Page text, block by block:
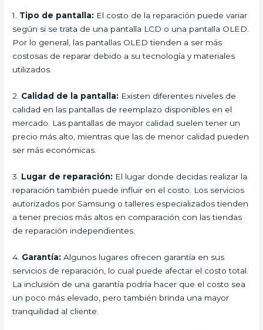
1. Tipo de pantalla: El costo de la reparación puede variar
según si se trata de una pantalla LCD o una pantalla OLED.
Por lo general, las pantallas OLED tienden a ser más
costosas de reparar debido a su tecnología y materiales
utilizados.
2. Calidad de la pantalla: Existen diferentes niveles de
calidad en las pantallas de reemplazo disponibles en el
mercado. Las pantallas de mayor calidad suelen tener un
precio más alto, mientras que las de menor calidad pueden
ser más económicas.
3. Lugar de reparación: El lugar donde decidas realizar la
reparación también puede influir en el costo. Los servicios
autorizados por Samsung o talleres especializados tienden
a tener precios más altos en comparación con las tiendas
de reparación independientes.
4. Garantía: Algunos lugares ofrecen garantía en sus
servicios de reparación, lo cual puede afectar el costo total.
La inclusión de una garantía podría hacer que el costo sea
un poco más elevado, pero también brinda una mayor
tranquilidad al cliente.